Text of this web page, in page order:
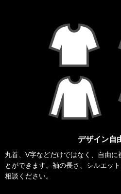
デザイン自
丸首、V字などだけではなく、自由に
とができます。袖の長さ、シルエッ
相談ください。